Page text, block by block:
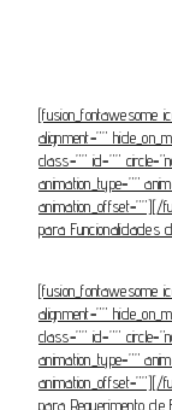
[fusion_fontawesome
alignment=””
class=”” id=””
animation_type=””
para Funcionalidades
[fusion_fontawesome
alignment=””
class=”” id=””
animation_type=””
para Requerimento de